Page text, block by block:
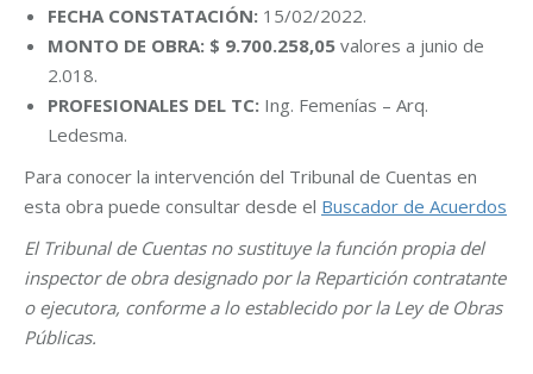
FECHA CONSTATACIÓN: 15/02/2022.
MONTO DE OBRA: $ 9.700.258,05 valores a junio de
2.018.
PROFESIONALES DEL TC: Ing. Femenías – Arq.
Ledesma.
Para conocer la intervención del Tribunal de Cuentas en
esta obra puede consultar desde el Buscador de Acuerdos
El Tribunal de Cuentas no sustituye la función propia del
inspector de obra designado por la Repartición contratante
o ejecutora, conforme a lo establecido por la Ley de Obras
Públicas.